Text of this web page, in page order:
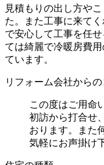
見積もりの出し方や
た。また工事に来て
で安心して工事を任
ては綺麗で冷暖房費
ています。
リフォーム会社からの
この度はご用命
初訪から打合せ
おります。また
気軽にお声掛け